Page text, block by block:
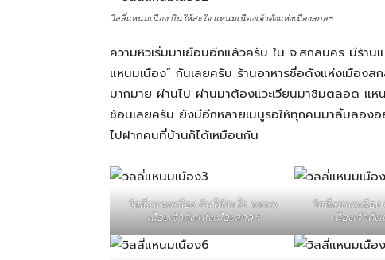
วิลลี่แหนมเนือง กินให้สะใจ แหนมเนืองเจ้าดังแห่งเมืองสกลฯ
ความหิวเริ่มมาเยือนอีกแล้วครับ ใน จ.สกลนคร มีร้า
แหนมเนือง” กันเลยครับ ร้านอาหารชื่อดังแห่งเมือง
มากมาย ผ่านไป ผ่านมาต้องแวะเวียนมาชิมตลอด แ
ช้อนเลยครับ ยังมีอีกหลายเมนูรอให้ทุกคนมาลิ้มลอ
ไปฝากคนที่บ้านก็ได้เหมือนกัน
วิลลี่แหนมเนือง กินให้สะใจ แหนม
เนืองเจ้าดังแห่งเมืองสกลฯ
วิลลี่แหนมเนือง
เนืองเจ้าดัง